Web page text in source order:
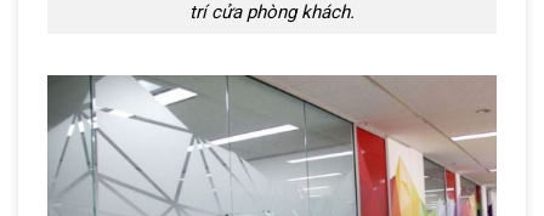
trí cửa phòng khách.